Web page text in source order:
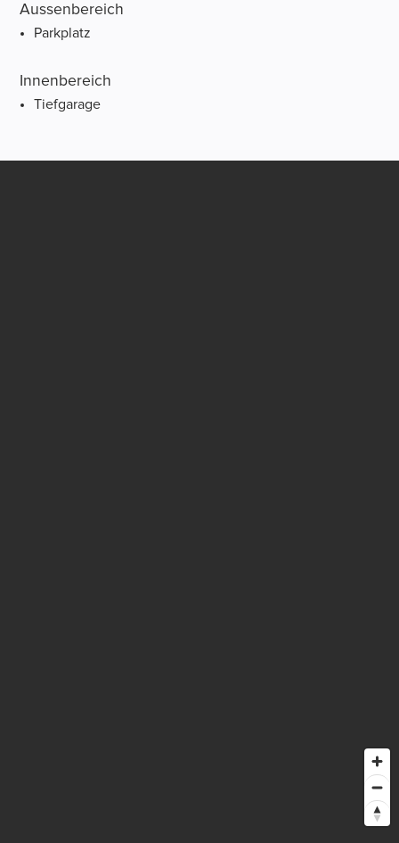
Aussenbereich
Parkplatz
Innenbereich
Tiefgarage